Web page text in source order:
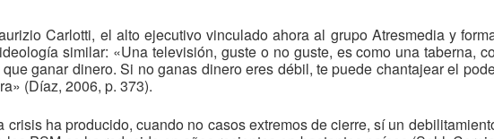
Carlotti, el alto ejecutivo vinculado ahora al grupo Atresmedia y
similar: «Una televisión, guste o no guste, es como una taberna,
ganar dinero. Si no ganas dinero eres débil, te puede chantajear el
(Díaz, 2006, p. 373).
crisis ha producido, cuando no casos extremos de cierre, sí un